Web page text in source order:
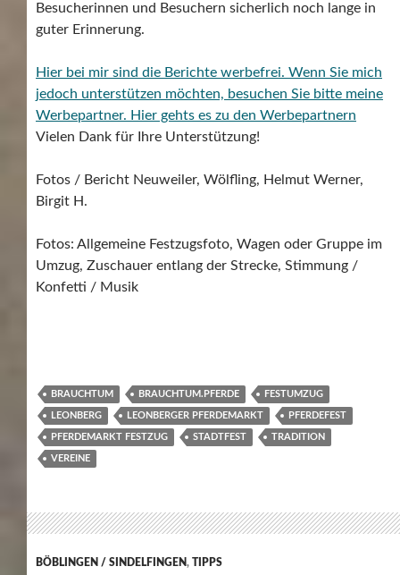
Besucherinnen und Besuchern sicherlich noch lange in
guter Erinnerung.
Hier bei mir sind die Berichte werbefrei. Wenn Sie mich
jedoch unterstützen möchten, besuchen Sie bitte meine
Werbepartner. Hier gehts es zu den Werbepartnern
Vielen Dank für Ihre Unterstützung!
Fotos / Bericht Neuweiler, Wölfling, Helmut Werner,
Birgit H.
Fotos: Allgemeine Festzugsfoto, Wagen oder Gruppe im
Umzug, Zuschauer entlang der Strecke, Stimmung /
Konfetti / Musik
BRAUCHTUM BRAUCHTUM.PFERDE FESTUMZUG
LEONBERG LEONBERGER PFERDEMARKT PFERDEFEST
PFERDEMARKT FESTZUG STADTFEST TRADITION
VEREINE
BÖBLINGEN / SINDELFINGEN, TIPPS